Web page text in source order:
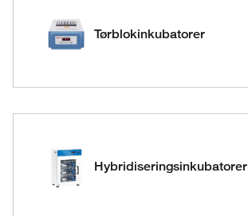
Tørblokinkubatorer
Hybridiseringsinkubatorer